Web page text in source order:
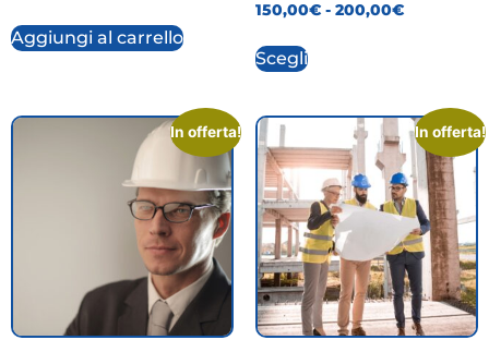
Aggiungi al carrello
150,00€ - 200,00€
Scegli
In offerta! In offerta!